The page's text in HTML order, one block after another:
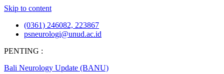
Skip to content
(0361) 246082, 223867
psneurologi@unud.ac.id
PENTING :
Bali Neurology Update (BANU)